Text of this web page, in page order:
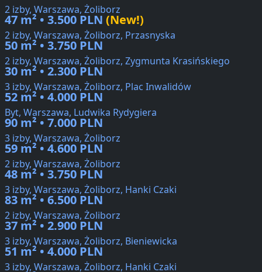
2 izby, Warszawa, Żoliborz
47 m² • 3.500 PLN (New!)
2 izby, Warszawa, Żoliborz, Przasnyska
50 m² • 3.750 PLN
2 izby, Warszawa, Żoliborz, Zygmunta Krasińskiego
30 m² • 2.300 PLN
3 izby, Warszawa, Żoliborz, Plac Inwalidów
52 m² • 4.000 PLN
Byt, Warszawa, Ludwika Rydygiera
90 m² • 7.000 PLN
3 izby, Warszawa, Żoliborz
59 m² • 4.600 PLN
2 izby, Warszawa, Żoliborz
48 m² • 3.750 PLN
3 izby, Warszawa, Żoliborz, Hanki Czaki
83 m² • 6.500 PLN
2 izby, Warszawa, Żoliborz
37 m² • 2.900 PLN
3 izby, Warszawa, Żoliborz, Bieniewicka
51 m² • 4.000 PLN
3 izby, Warszawa, Żoliborz, Hanki Czaki